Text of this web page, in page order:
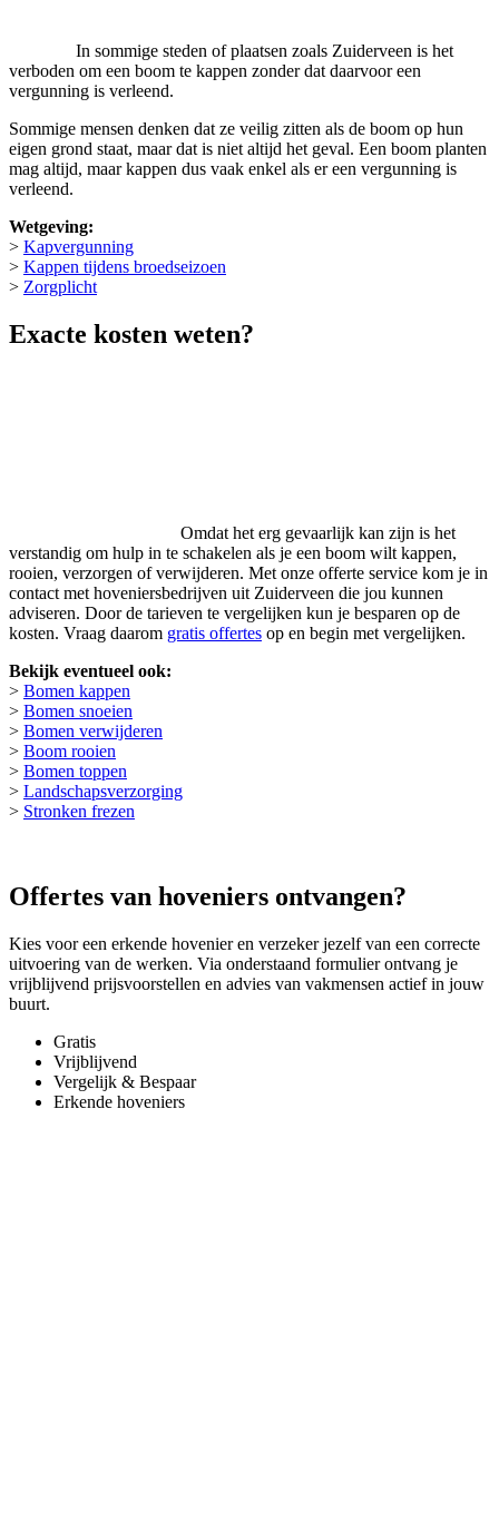
In sommige steden of plaatsen zoals Zuiderveen is het
verboden om een boom te kappen zonder dat daarvoor een
vergunning is verleend.
Sommige mensen denken dat ze veilig zitten als de boom op hun
eigen grond staat, maar dat is niet altijd het geval. Een boom planten
mag altijd, maar kappen dus vaak enkel als er een vergunning is
verleend.
Wetgeving:
> Kapvergunning
> Kappen tijdens broedseizoen
> Zorgplicht
Exacte kosten weten?
Omdat het erg gevaarlijk kan zijn is het
verstandig om hulp in te schakelen als je een boom wilt kappen,
rooien, verzorgen of verwijderen. Met onze offerte service kom je in
contact met hoveniersbedrijven uit Zuiderveen die jou kunnen
adviseren. Door de tarieven te vergelijken kun je besparen op de
kosten. Vraag daarom gratis offertes op en begin met vergelijken.
Bekijk eventueel ook:
> Bomen kappen
> Bomen snoeien
> Bomen verwijderen
> Boom rooien
> Bomen toppen
> Landschapsverzorging
> Stronken frezen
Offertes van hoveniers ontvangen?
Kies voor een erkende hovenier en verzeker jezelf van een correcte
uitvoering van de werken. Via onderstaand formulier ontvang je
vrijblijvend prijsvoorstellen en advies van vakmensen actief in jouw
buurt.
Gratis
Vrijblijvend
Vergelijk & Bespaar
Erkende hoveniers